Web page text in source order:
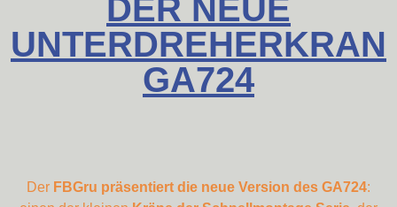
DER NEUE
UNTERDREHERKRAN
GA724
Der FBGru präsentiert die neue Version des GA724: